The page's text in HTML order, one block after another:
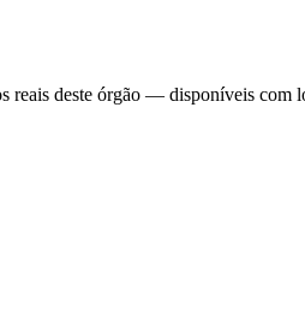
reais deste órgão — disponíveis com